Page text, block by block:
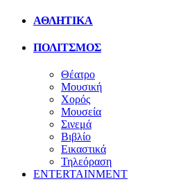
ΑΘΛΗΤΙΚΑ
ΠΟΛΙΤΣΜΟΣ
Θέατρο
Μουσική
Χορός
Μουσεία
Σινεμά
Βιβλίο
Εικαστικά
Τηλεόραση
ENTERTAINMENT